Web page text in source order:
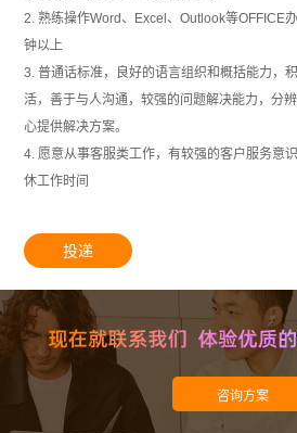
2. 熟练操作Word、Excel、Outlook等OFFICE
钟以上
3. 普通话标准，良好的语言组织和概括能力，
活，善于与人沟通，较强的问题解决能力，分
心提供解决方案。
4. 愿意从事客服类工作，有较强的客户服务意
休工作时间
投递